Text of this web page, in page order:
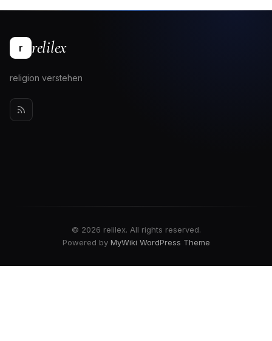
r relilex
religion verstehen
© 2026 relilex. All rights reserved.
Powered by MyWiki WordPress Theme